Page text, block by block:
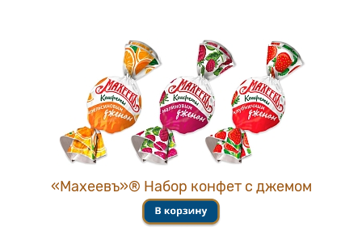
«Махеевъ»® Набор конфет с джемом